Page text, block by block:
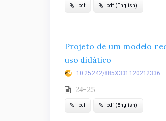
pdf pdf (English)
Projeto de um modelo
uso didático
10.25242/885X331120212336
24-25
pdf pdf (English)